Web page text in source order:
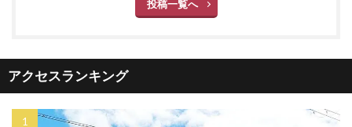
投稿一覧へ
アクセスランキング